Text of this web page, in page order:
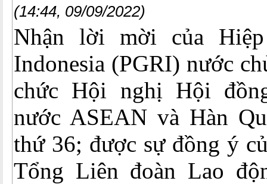
(14:44, 09/09/2022)
Nhận lời mời của
Indonesia (PGRI) nước
chức Hội nghị Hội
nước ASEAN và Hàn
thứ 36; được sự đồng ý
Tổng Liên đoàn Lao